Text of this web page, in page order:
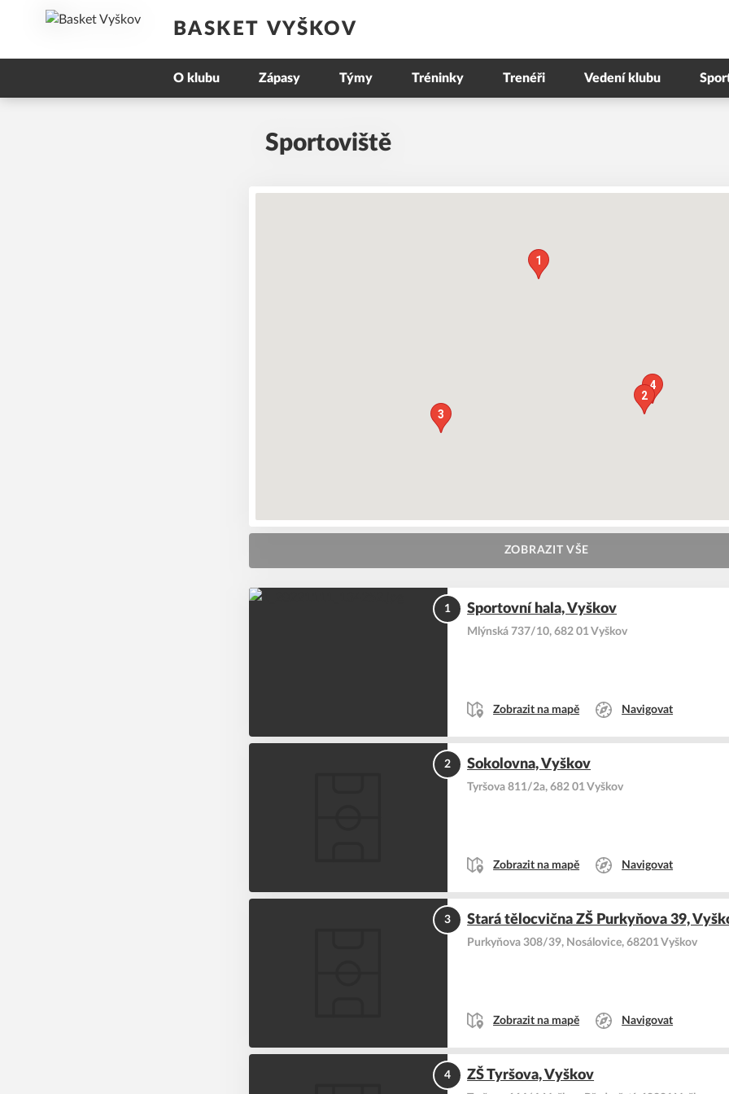
BASKET VYŠKOV
O klubu Zápasy Týmy Tréninky Trenéři Vedení klubu
Sportoviště
1
2
3
4
ZOBRAZIT VŠE
Sportovní hala, Vyškov
Mlýnská 737/10, 682 01 Vyškov
1
Zobrazit na mapě Navigovat
Sokolovna, Vyškov
Tyršova 811/2a, 682 01 Vyškov
2
Zobrazit na mapě Navigovat
Stará tělocvična ZŠ Purkyňova 39,
Purkyňova 308/39, Nosálovice, 68201 Vyškov
3
Zobrazit na mapě Navigovat
ZŠ Tyršova, Vyškov
4